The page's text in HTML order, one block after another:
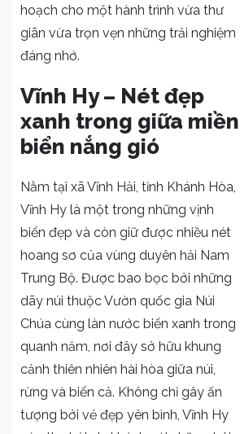
Bỏ
Lỡ
hoạch cho một hành trình vừa thư
giãn vừa trọn vẹn những trải nghiệm
đáng nhớ.
Vĩnh Hy – Nét đẹp
xanh trong giữa miền
biển nắng gió
Nằm tại xã Vĩnh Hải, tỉnh Khánh Hòa,
Vĩnh Hy là một trong những vịnh
biển đẹp và còn giữ được nhiều nét
hoang sơ của vùng duyên hải Nam
Trung Bộ. Được bao bọc bởi những
dãy núi thuộc Vườn quốc gia Núi
Chúa cùng làn nước biển xanh trong
quanh năm, nơi đây sở hữu khung
cảnh thiên nhiên hài hòa giữa núi,
rừng và biển cả. Không chỉ gây ấn
tượng bởi vẻ đẹp yên bình, Vĩnh Hy